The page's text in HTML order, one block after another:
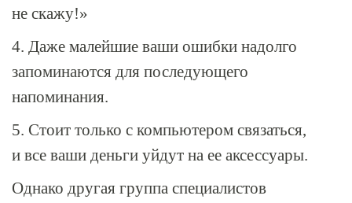
не скажу!»
4. Даже малейшие ваши ошибки надолго
запоминаются для последующего
напоминания.
5. Стоит только с компьютером связаться,
и все ваши деньги уйдут на ее аксессуары.
Однако другая группа специалистов